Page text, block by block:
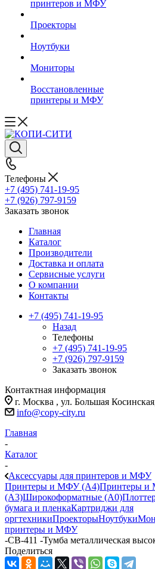
принтеров и МФУ
Проекторы
Ноутбуки
Мониторы
Восстановленные
принтеры и МФУ
Телефоны
+7 (495) 741-19-95
+7 (926) 797-9159
Заказать звонок
Главная
Каталог
Производители
Доставка и оплата
Сервисные услуги
О компании
Контакты
+7 (495) 741-19-95
Назад
Телефоны
+7 (495) 741-19-95
+7 (926) 797-9159
Заказать звонок
Контактная информация
г. Москва , ул. Большая
info@copy-city.ru
Главная
-
Каталог
-
Аксессуары для принтеров и МФУ
Принтеры и МФУ (А4)Принтеры
(А3)Широкоформатные (А0)
бумага и пленкаКартриджи для
оргтехникиПроекторыНоутбуки
принтеры и МФУ
-CB-411 -Тумба металлическая
Поделиться